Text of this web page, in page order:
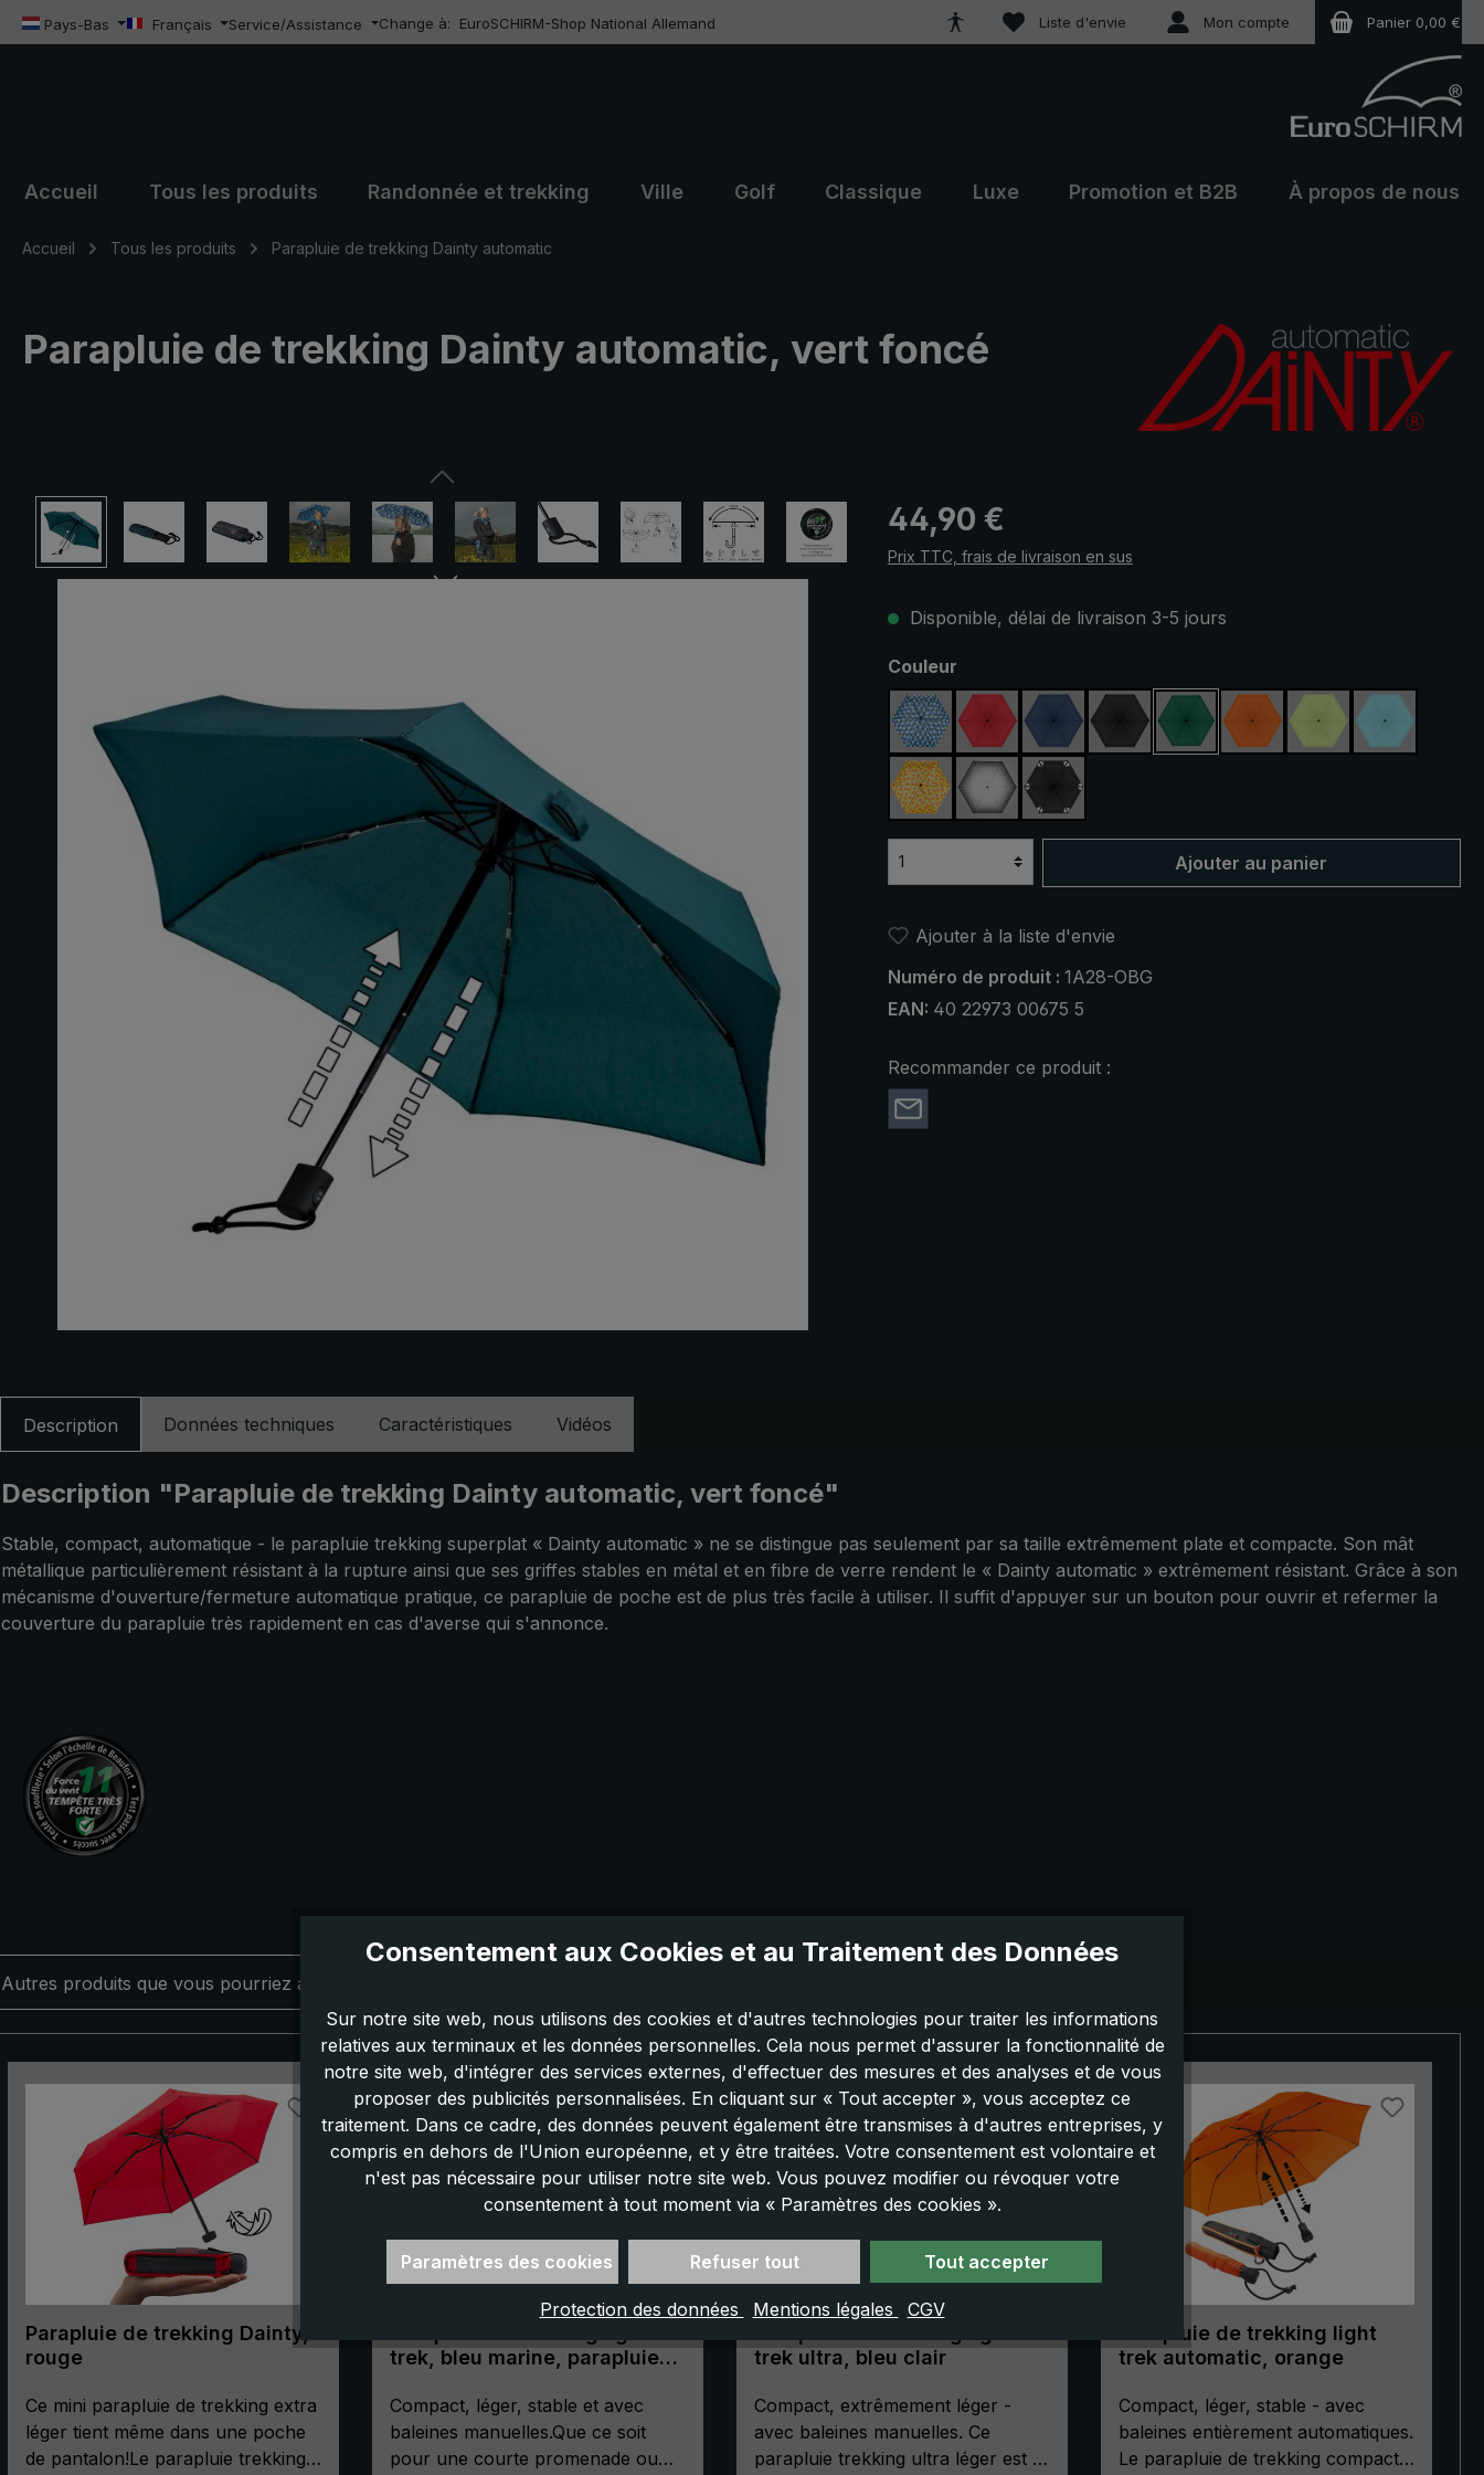
au contenu principal
Passer à la recherche
Passer à la navigation principale
Pays-Bas Français Service/Assistance Change à: EuroSCHIRM-Shop National Allemand Liste d'envie Vous avez 0 articles dans votre liste de souhaits
Mon compte Panier 0,00 €
Accueil Tous les produits Randonnée et trekking Ville Golf Classique Luxe Promotion et B2B À propos de nous
Accueil Tous les produits Parapluie de trekking Dainty automatic
Parapluie de trekking Dainty automatic, vert foncé
Ignorer la galerie d'images Prix régulier :
44,90 €
Prix TTC, frais de livraison en sus
Disponible, délai de livraison 3-5 jours
Sélectionnez
Couleur
bleu / vert à carreaux
rouge bleu marine
noir vert foncéorange vert clair bleu clair
jaune / orange à carreaux
argent, protection UV 50+
noir, avec bandes réfléchissantes
Ajouter au panier
Ajouter à la liste d'envie
Numéro de produit : 1A28-OBG
EAN: 40 22973 00675 5
Recommander ce produit :
Description Données techniques Caractéristiques Vidéos
Description "Parapluie de trekking Dainty automatic, vert foncé"
Stable, compact, automatique - le parapluie trekking superplat « Dainty automatic » ne se distingue pas seulement par sa taille extrêmement plate et compacte. Son mât
métallique particulièrement résistant à la rupture ainsi que ses griffes stables en métal et en fibre de verre rendent le « Dainty automatic » extrêmement résistant. Grâce à son
mécanisme d'ouverture/fermeture automatique pratique, ce parapluie de poche est de plus très facile à utiliser. Il suffit d'appuyer sur un bouton pour ouvrir et refermer la
couverture du parapluie très rapidement en cas d'averse qui s'annonce.
Autres produits que vous pourriez aimer :
Parapluie de trekking Dainty,
rouge
Ce mini parapluie de trekking extra
léger tient même dans une poche
de pantalon!Le parapluie trekking
trek, bleu marine, parapluie
avec boussole
Compact, léger, stable et avec
baleines manuelles.Que ce soit
pour une courte promenade ou
trek ultra, bleu clair
Compact, extrêmement léger -
avec baleines manuelles. Ce
parapluie trekking ultra léger est le
Parapluie de trekking light
trek automatic, orange
Compact, léger, stable - avec
baleines entièrement automatiques.
Le parapluie de trekking compact «
Consentement aux Cookies et au Traitement des Données
Sur notre site web, nous utilisons des cookies et d'autres technologies pour traiter les informations
relatives aux terminaux et les données personnelles. Cela nous permet d'assurer la fonctionnalité de
notre site web, d'intégrer des services externes, d'effectuer des mesures et des analyses et de vous
proposer des publicités personnalisées. En cliquant sur « Tout accepter », vous acceptez ce
traitement. Dans ce cadre, des données peuvent également être transmises à d'autres entreprises, y
compris en dehors de l'Union européenne, et y être traitées. Votre consentement est volontaire et
n'est pas nécessaire pour utiliser notre site web. Vous pouvez modifier ou révoquer votre
consentement à tout moment via « Paramètres des cookies ».
Paramètres des cookies Refuser tout Tout accepter
Protection des données Mentions légales CGV